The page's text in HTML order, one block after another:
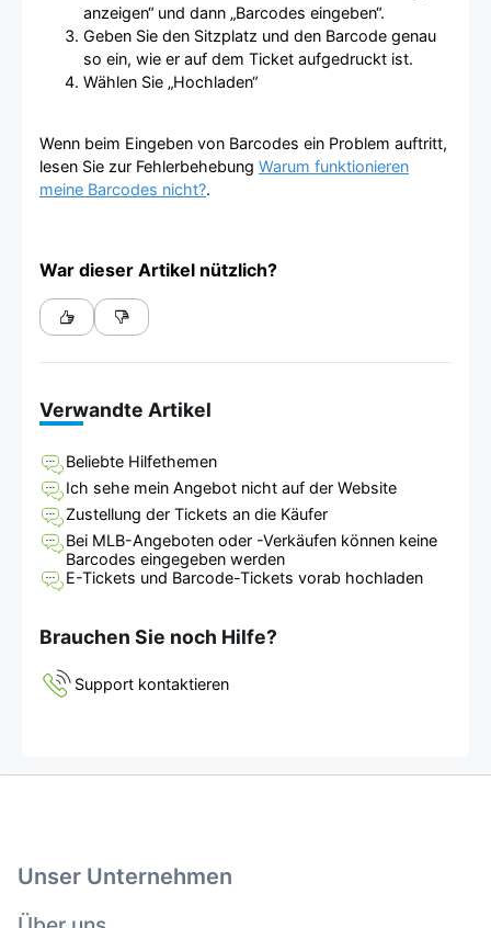
anzeigen“ und dann „Barcodes eingeben“.
Geben Sie den Sitzplatz und den Barcode genau
so ein, wie er auf dem Ticket aufgedruckt ist.
Wählen Sie „Hochladen“
Wenn beim Eingeben von Barcodes ein Problem auftritt,
lesen Sie zur Fehlerbehebung Warum funktionieren
meine Barcodes nicht?.
War dieser Artikel nützlich?
Verwandte Artikel
Beliebte Hilfethemen
Ich sehe mein Angebot nicht auf der Website
Zustellung der Tickets an die Käufer
Bei MLB-Angeboten oder -Verkäufen können keine
Barcodes eingegeben werden
E-Tickets und Barcode-Tickets vorab hochladen
Brauchen Sie noch Hilfe?
Support kontaktieren
Unser Unternehmen